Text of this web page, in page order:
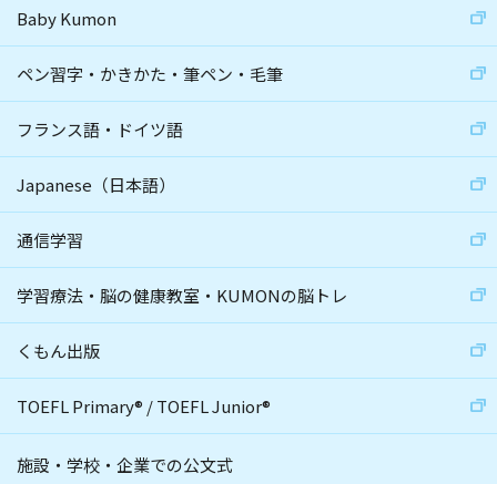
Baby Kumon
ペン習字・かきかた・筆ペン・毛筆
フランス語・ドイツ語
Japanese（日本語）
通信学習
学習療法・脳の健康教室・KUMONの脳トレ
くもん出版
TOEFL Primary® /TOEFL Junior®
施設・学校・企業での公文式